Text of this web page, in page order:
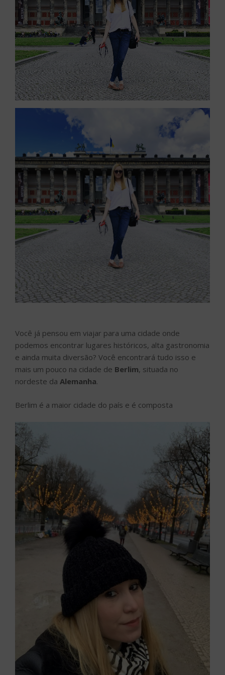
Você já pensou em viajar para uma cidade onde
podemos encontrar lugares históricos, alta gastronomia
e ainda muita diversão? Você encontrará tudo isso e
mais um pouco na cidade de Berlim, situada no
nordeste da Alemanha.
Berlim é a maior cidade do país e é composta